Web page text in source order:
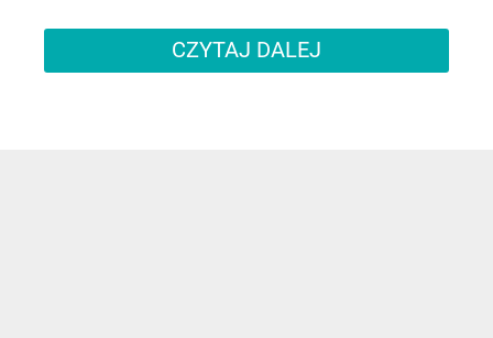
CZYTAJ DALEJ